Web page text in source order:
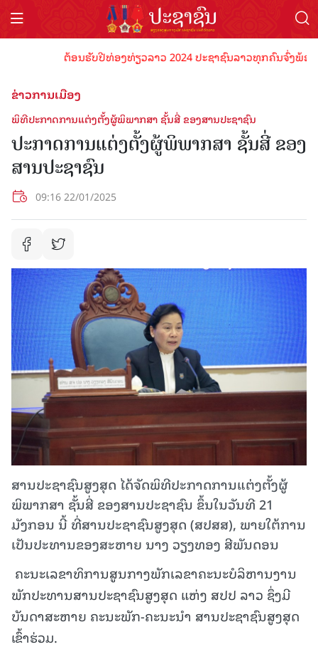
ຕ້ອນຮັບປີທ່ອງທ່ຽວລາວ 2024 ປະຊາຊົນລາວທຸກຄົນຈົ່ງພ້ອມ
ຂ່າວການເມືອງ
ພິທີປະກາດການແຕ່ງຕັ້ງຜູ້ພິພາກສາ ຊັ້ນສີ່ ຂອງສານປະຊາຊົນ
ປະກາດການແຕ່ງຕັ້ງຜູ້ພິພາກສາ ຊັ້ນສີ່ ຂອງ
ສານປະຊາຊົນ
09:16 22/01/2025
ສານປະຊາຊົນສູງສຸດ ໄດ້ຈັດພິທີປະກາດການແຕ່ງຕັ້ງຜູ້
ພິພາກສາ ຊັ້ນສີ່ ຂອງສານປະຊາຊົນ ຂຶ້ນໃນວັນທີ 21
ມັງກອນ ນີ້ ທີ່ສານປະຊາຊົນສູງສຸດ (ສປສສ), ພາຍໃຕ້ການ
ເປັນປະທານຂອງສະຫາຍ ນາງ ວຽງທອງ ສີພັນດອນ
ຄະນະເລຂາທິການສູນກາງພັກເລຂາຄະນະບໍລິຫານງານ
ພັກປະທານສານປະຊາຊົນສູງສຸດ ແຫ່ງ ສປປ ລາວ ຊຶ່ງມີ
ບັນດາສະຫາຍ ຄະນະພັກ-ຄະນະນໍາ ສານປະຊາຊົນສູງສຸດ
ເຂົ້າຮ່ວມ.